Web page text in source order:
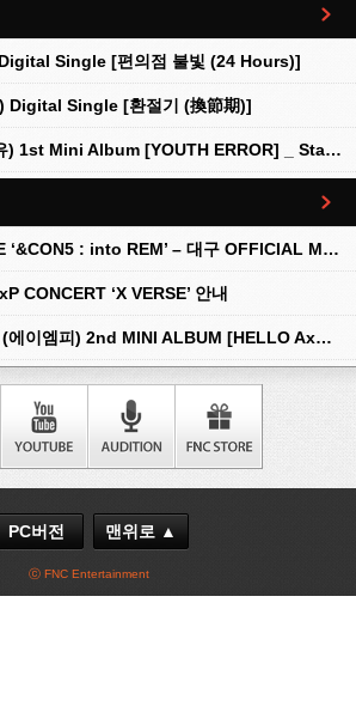
Single [편의점 불빛 (24 Hours)]
Digital Single [환절기 (換節期)]
FLARE U (플레어 유) 1st Mini Album [YOUTH ERROR] _ Stationery Kit Ver.
더보기
2026 N.Flying LIVE ‘&CON5 : into REM’ – 대구 OFFICIAL MD 현장 판매 안내
CONCERT ‘X VERSE’ 안내
[예약 판매] AxMxP (에이엠피) 2nd MINI ALBUM [HELLO AxMxP] 예약 판매 안내
더보기
PC버전 맨위로 ▲
ⓒ FNC Entertainment